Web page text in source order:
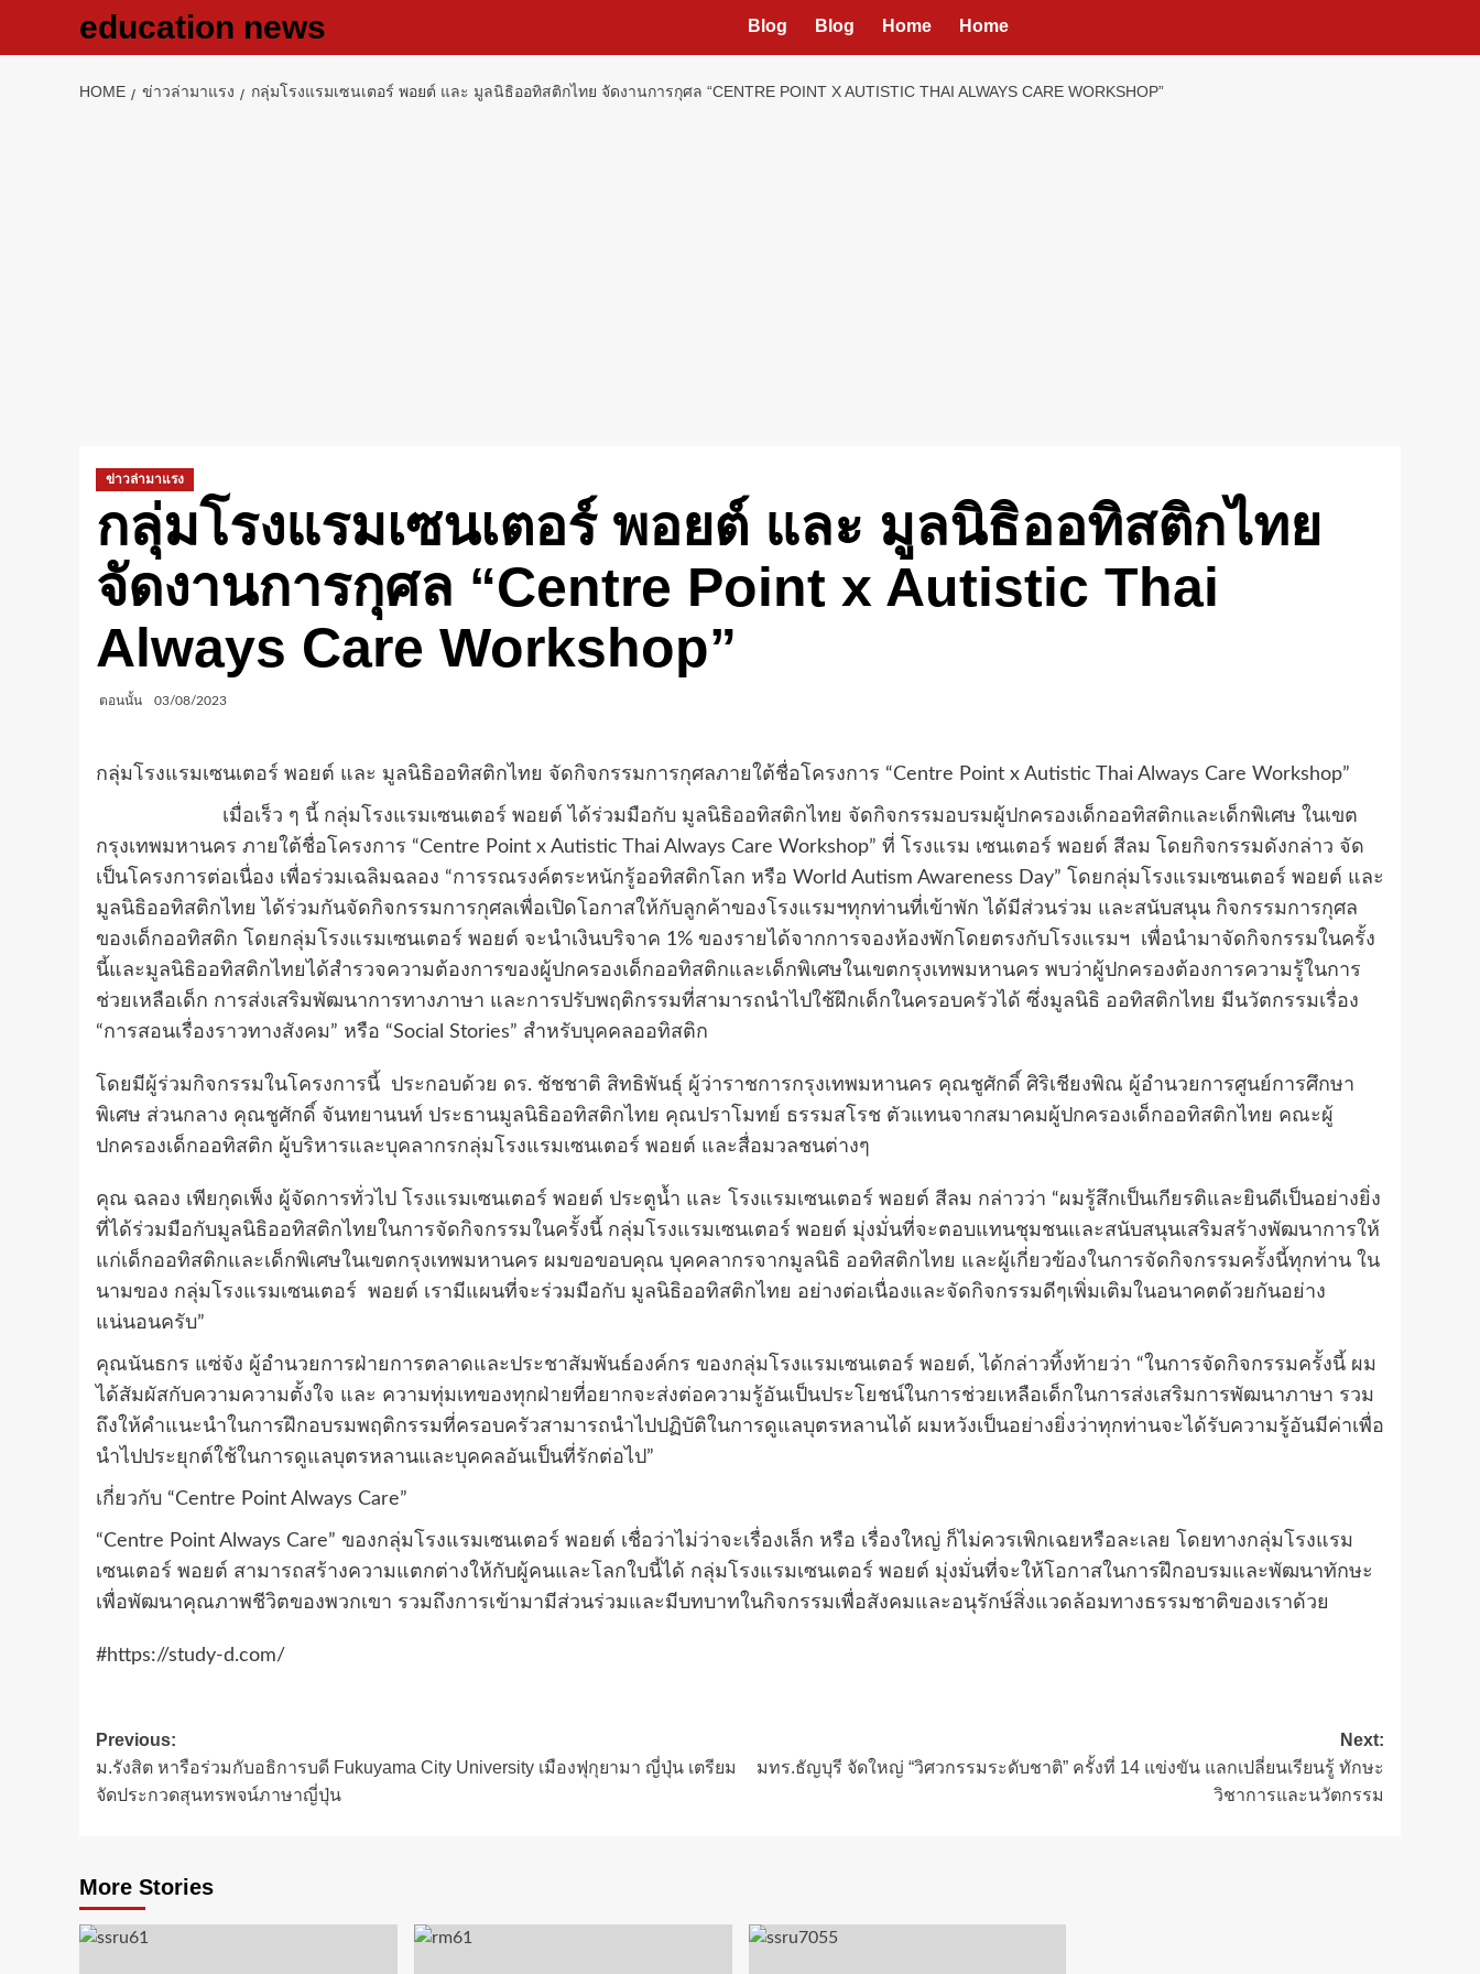
education news Blog Blog Home Home
HOME ข่าวล่ามาแรง กลุ่มโรงแรมเซนเตอร์ พอยต์ และ มูลนิธิออทิสติกไทย จัดงานการกุศล “CENTRE POINT X AUTISTIC THAI ALWAYS CARE WORKSHOP”
ข่าวล่ามาแรง
กลุ่มโรงแรมเซนเตอร์ พอยต์ และ มูลนิธิออทิสติกไทย
จัดงานการกุศล “Centre Point x Autistic Thai
Always Care Workshop”
ตอนนั้น 03/08/2023
กลุ่มโรงแรมเซนเตอร์ พอยต์ และ มูลนิธิออทิสติกไทย จัดกิจกรรมการกุศลภายใต้ชื่อโครงการ “Centre Point x Autistic Thai Always Care Workshop”
เมื่อเร็ว ๆ นี้ กลุ่มโรงแรมเซนเตอร์ พอยต์ ได้ร่วมมือกับ มูลนิธิออทิสติกไทย จัดกิจกรรมอบรมผู้ปกครองเด็กออทิสติกและเด็กพิเศษ ในเขต
กรุงเทพมหานคร ภายใต้ชื่อโครงการ “Centre Point x Autistic Thai Always Care Workshop” ที่ โรงแรม เซนเตอร์ พอยต์ สีลม โดยกิจกรรมดังกล่าว จัด
เป็นโครงการต่อเนื่อง เพื่อร่วมเฉลิมฉลอง “การรณรงค์ตระหนักรู้ออทิสติกโลก หรือ World Autism Awareness Day” โดยกลุ่มโรงแรมเซนเตอร์ พอยต์ และ
มูลนิธิออทิสติกไทย ได้ร่วมกันจัดกิจกรรมการกุศลเพื่อเปิดโอกาสให้กับลูกค้าของโรงแรมฯทุกท่านที่เข้าพัก ได้มีส่วนร่วม และสนับสนุน กิจกรรมการกุศล
ของเด็กออทิสติก โดยกลุ่มโรงแรมเซนเตอร์ พอยต์ จะนำเงินบริจาค 1% ของรายได้จากการจองห้องพักโดยตรงกับโรงแรมฯ เพื่อนำมาจัดกิจกรรมในครั้ง
นี้และมูลนิธิออทิสติกไทยได้สำรวจความต้องการของผู้ปกครองเด็กออทิสติกและเด็กพิเศษในเขตกรุงเทพมหานคร พบว่าผู้ปกครองต้องการความรู้ในการ
ช่วยเหลือเด็ก การส่งเสริมพัฒนาการทางภาษา และการปรับพฤติกรรมที่สามารถนำไปใช้ฝึกเด็กในครอบครัวได้ ซึ่งมูลนิธิ ออทิสติกไทย มีนวัตกรรมเรื่อง
“การสอนเรื่องราวทางสังคม” หรือ “Social Stories” สำหรับบุคคลออทิสติก
โดยมีผู้ร่วมกิจกรรมในโครงการนี้ ประกอบด้วย ดร. ชัชชาติ สิทธิพันธุ์ ผู้ว่าราชการกรุงเทพมหานคร คุณชูศักดิ์ ศิริเชียงพิณ ผู้อำนวยการศูนย์การศึกษา
พิเศษ ส่วนกลาง คุณชูศักดิ์ จันทยานนท์ ประธานมูลนิธิออทิสติกไทย คุณปราโมทย์ ธรรมสโรช ตัวแทนจากสมาคมผู้ปกครองเด็กออทิสติกไทย คณะผู้
ปกครองเด็กออทิสติก ผู้บริหารและบุคลากรกลุ่มโรงแรมเซนเตอร์ พอยต์ และสื่อมวลชนต่างๆ
คุณ ฉลอง เพียกุดเพ็ง ผู้จัดการทั่วไป โรงแรมเซนเตอร์ พอยต์ ประตูน้ำ และ โรงแรมเซนเตอร์ พอยต์ สีลม กล่าวว่า “ผมรู้สึกเป็นเกียรติและยินดีเป็นอย่างยิ่ง
ที่ได้ร่วมมือกับมูลนิธิออทิสติกไทยในการจัดกิจกรรมในครั้งนี้ กลุ่มโรงแรมเซนเตอร์ พอยต์ มุ่งมั่นที่จะตอบแทนชุมชนและสนับสนุนเสริมสร้างพัฒนาการให้
แก่เด็กออทิสติกและเด็กพิเศษในเขตกรุงเทพมหานคร ผมขอขอบคุณ บุคคลากรจากมูลนิธิ ออทิสติกไทย และผู้เกี่ยวข้องในการจัดกิจกรรมครั้งนี้ทุกท่าน ใน
นามของ กลุ่มโรงแรมเซนเตอร์ พอยต์ เรามีแผนที่จะร่วมมือกับ มูลนิธิออทิสติกไทย อย่างต่อเนื่องและจัดกิจกรรมดีๆเพิ่มเติมในอนาคตด้วยกันอย่าง
แน่นอนครับ”
คุณนันธกร แซ่จัง ผู้อำนวยการฝ่ายการตลาดและประชาสัมพันธ์องค์กร ของกลุ่มโรงแรมเซนเตอร์ พอยต์, ได้กล่าวทิ้งท้ายว่า “ในการจัดกิจกรรมครั้งนี้ ผม
ได้สัมผัสกับความความตั้งใจ และ ความทุ่มเทของทุกฝ่ายที่อยากจะส่งต่อความรู้อันเป็นประโยชน์ในการช่วยเหลือเด็กในการส่งเสริมการพัฒนาภาษา รวม
ถึงให้คำแนะนำในการฝึกอบรมพฤติกรรมที่ครอบครัวสามารถนำไปปฏิบัติในการดูแลบุตรหลานได้ ผมหวังเป็นอย่างยิ่งว่าทุกท่านจะได้รับความรู้อันมีค่าเพื่อ
นำไปประยุกต์ใช้ในการดูแลบุตรหลานและบุคคลอันเป็นที่รักต่อไป”
เกี่ยวกับ “Centre Point Always Care”
“Centre Point Always Care” ของกลุ่มโรงแรมเซนเตอร์ พอยต์ เชื่อว่าไม่ว่าจะเรื่องเล็ก หรือ เรื่องใหญ่ ก็ไม่ควรเพิกเฉยหรือละเลย โดยทางกลุ่มโรงแรม
เซนเตอร์ พอยต์ สามารถสร้างความแตกต่างให้กับผู้คนและโลกใบนี้ได้ กลุ่มโรงแรมเซนเตอร์ พอยต์ มุ่งมั่นที่จะให้โอกาสในการฝึกอบรมและพัฒนาทักษะ
เพื่อพัฒนาคุณภาพชีวิตของพวกเขา รวมถึงการเข้ามามีส่วนร่วมและมีบทบาทในกิจกรรมเพื่อสังคมและอนุรักษ์สิ่งแวดล้อมทางธรรมชาติของเราด้วย
#https://study-d.com/
Post
navigation
Previous:
ม.รังสิต หารือร่วมกับอธิการบดี Fukuyama City University เมืองฟุกุยามา ญี่ปุ่น เตรียม
จัดประกวดสุนทรพจน์ภาษาญี่ปุ่น
Next:
มทร.ธัญบุรี จัดใหญ่ “วิศวกรรมระดับชาติ” ครั้งที่ 14 แข่งขัน แลกเปลี่ยนเรียนรู้ ทักษะ
วิชาการและนวัตกรรม
More Stories